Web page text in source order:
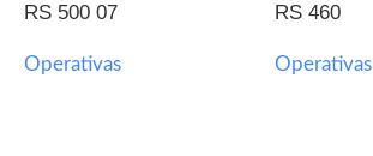
RS 500 07
Operativas
RS 460
Operativas